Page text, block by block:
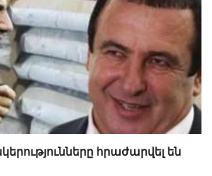
հրաժարվել են